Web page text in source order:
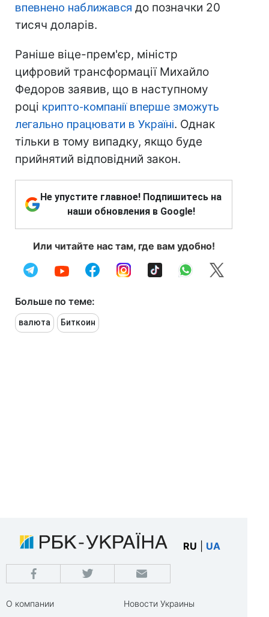
впевнено наближався до позначки 20
тисяч доларів.
Раніше віце-прем'єр, міністр
цифровий трансформації Михайло
Федоров заявив, що в наступному
році крипто-компанії вперше зможуть
легально працювати в Україні. Однак
тільки в тому випадку, якщо буде
прийнятий відповідний закон.
Не упустите главное! Подпишитесь на
наши обновления в Google!
Или читайте нас там, где вам удобно!
Больше по теме:
валюта Биткоин
RU UA
О компании
Новости Украины